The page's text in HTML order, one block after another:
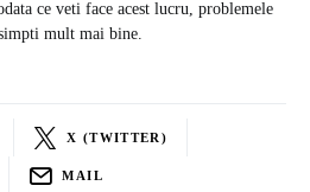
ce veti face acest lucru, problemele
mult mai bine.
X (TWITTER)
MAIL